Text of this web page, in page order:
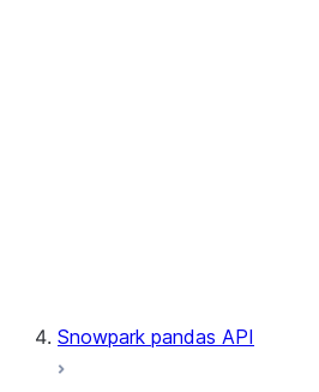
Snowpark pandas API